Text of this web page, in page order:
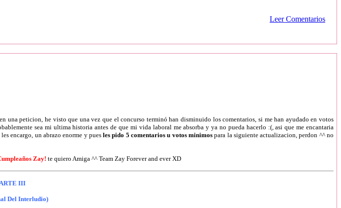
Leer Comentarios
una peticion, he visto que una vez que el concurso terminó han disminuido los comentarios, si me han ayudado en votos
sea mi ultima historia antes de que mi vida laboral me absorba y ya no pueda hacerlo :(, asi que me encantaria
encargo, un abrazo enorme y puesles pido 5 comentarios u votos minimospara la siguiente actualizacion, perdon ^^ no
Zay! te quiero Amiga ^^ Team Zay Forever and ever XD
III
Del Interludio)